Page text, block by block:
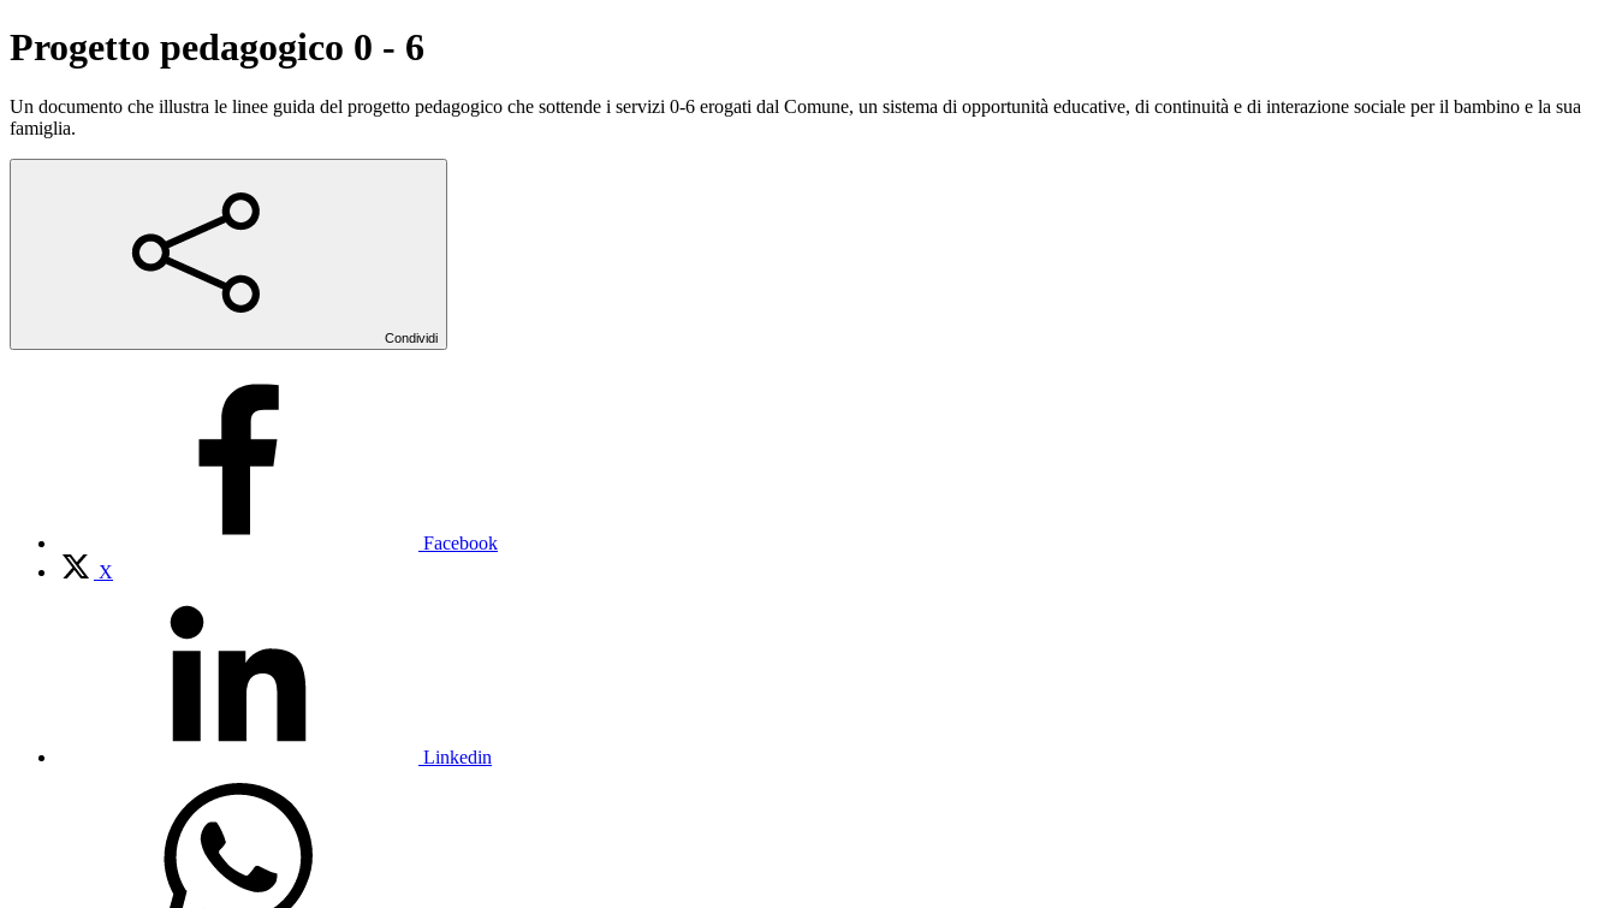
Progetto pedagogico 0 - 6
Un documento che illustra le linee guida del progetto pedagogico che sottende i servizi 0-6 erogati dal Comune, un sistema di opportunità educative, di continuità e di interazione sociale per il bambino e la sua
famiglia.
Condividi
Facebook
X
Linkedin